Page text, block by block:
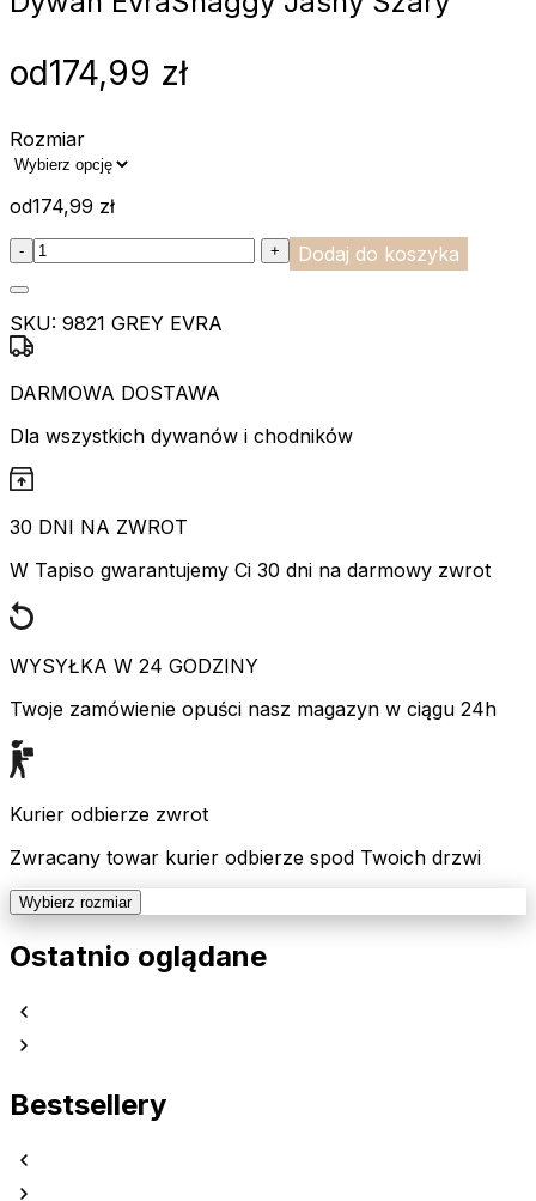
od174,99 zł
Rozmiar
od174,99 zł
:product_name quantity
- + Dodaj do koszyka
SKU: 9821 GREY EVRA
DARMOWA DOSTAWA
Dla wszystkich dywanów i chodników
30 DNI NA ZWROT
W Tapiso gwarantujemy Ci 30 dni na darmowy zwrot
WYSYŁKA W 24 GODZINY
Twoje zamówienie opuści nasz magazyn w ciągu 24h
Kurier odbierze zwrot
Zwracany towar kurier odbierze spod Twoich drzwi
Wybierz rozmiar
Ostatnio oglądane
Bestsellery